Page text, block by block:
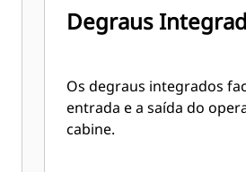
Degraus
Os degraus integrados
entrada e a saída do
cabine.